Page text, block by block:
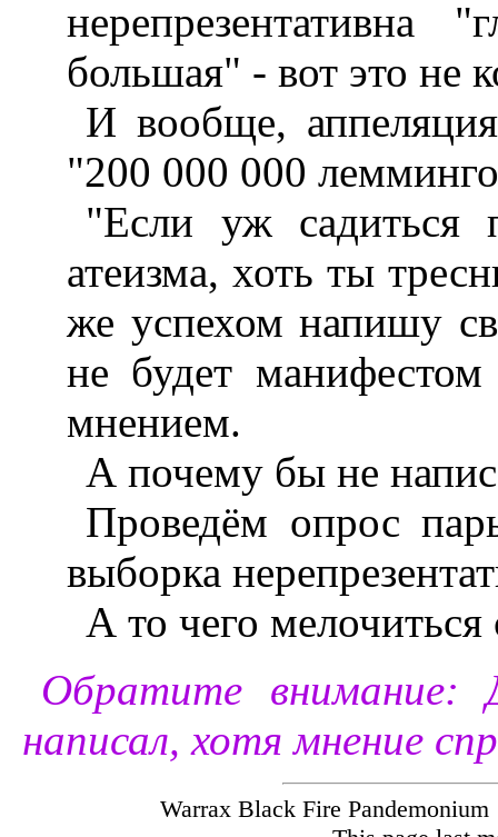
нерепрезентативна
большая" - вот это не
И вообще,
"200 000 000
"Если уж садиться
атеизма, хоть ты
же успехом напишу
не будет
мнением.
А почему бы не
Проведём опрос
выборка
А то чего
Обратите внимание:
написал, хотя мнение
Warrax Black Fire